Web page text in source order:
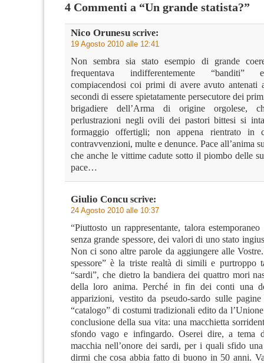
4 Commenti a “Un grande statista?”
Nico Orunesu scrive:
19 Agosto 2010 alle 12:41
Non sembra sia stato esempio di grande
frequentava indifferentemente “banditi”
compiacendosi coi primi di avere avuto antenati
secondi di essere spietatamente persecutore dei
brigadiere dell’Arma di origine orgolese,
perlustrazioni negli ovili dei pastori bittesi si
formaggio offertigli; non appena rientrato in
contravvenzioni, multe e denunce. Pace all’anima
che anche le vittime cadute sotto il piombo delle
pace…
Giulio Concu scrive:
24 Agosto 2010 alle 10:37
“Piuttosto un rappresentante, talora
senza grande spessore, dei valori di uno stato
Non ci sono altre parole da aggiungere alle
spessore” è la triste realtà di simili e purtroppo
“sardi”, che dietro la bandiera dei quattro mori
della loro anima. Perché in fin dei conti una
apparizioni, vestito da pseudo-sardo sulle
“catalogo” di costumi tradizionali edito da
conclusione della sua vita: una macchietta
sfondo vago e infingardo. Oserei dire, a tema
macchia nell’onore dei sardi, per i quali sfido
dirmi che cosa abbia fatto di buono in 50 anni.